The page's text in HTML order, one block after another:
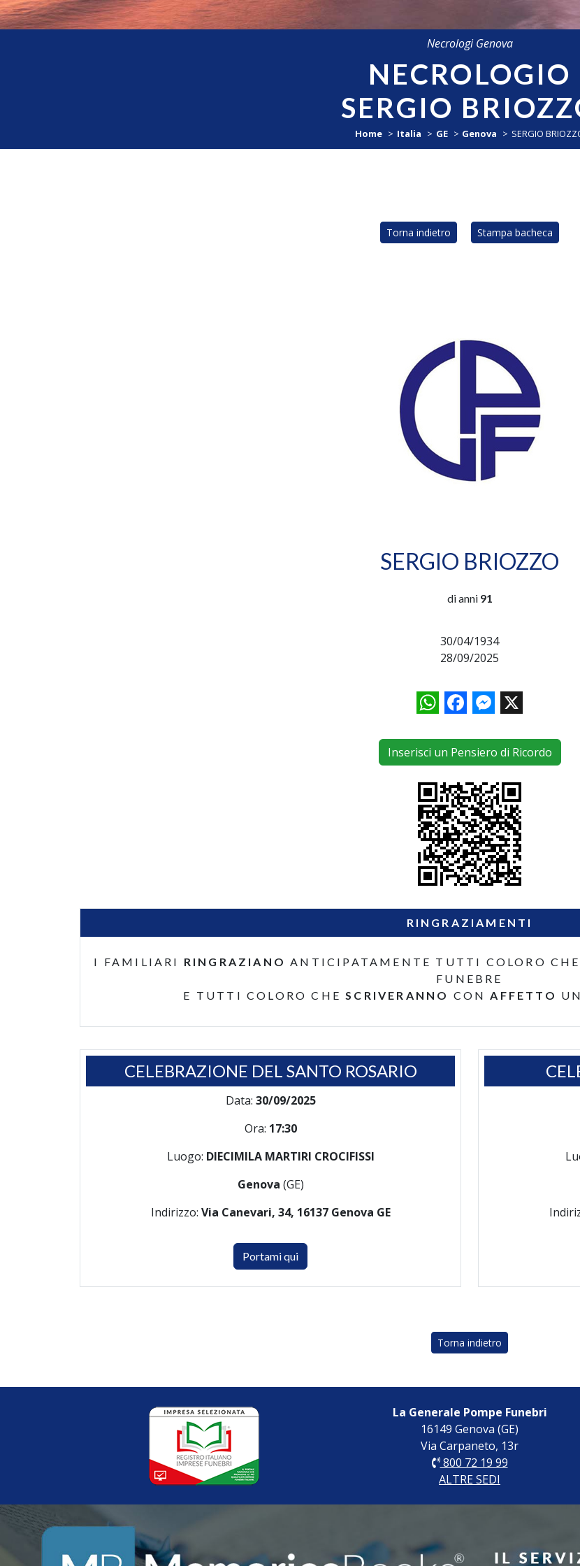
Necrologi Genova
NECROLOGIO
SERGIO
Home Italia GE Genova SERGIO
Torna indietro Stampa bacheca
SERGIO BRIOZZO
di anni 91
30/04/1934
28/09/2025
WhatsAppFacebookMessenger
X
Inserisci un Pensiero di Ricordo
RINGRAZIAMENTI
I FAMILIARI RINGRAZIANO ANTICIPATAMENTE TUTTI COLORO CHE
FUNEBRE
E TUTTI COLORO CHESCRIVERANNO CONAFFETTO
CELEBRAZIONE DEL SANTO ROSARIO
Data: 30/09/2025
Ora: 17:30
Luogo: DIECIMILA MARTIRI CROCIFISSI
Genova (GE)
Indirizzo: Via Canevari, 34, 16137 Genova GE
Portami qui
Torna indietro
La Generale Pompe Funebri
16149 Genova (GE)
Via Carpaneto, 13r
800 72 19 99
ALTRE SEDI